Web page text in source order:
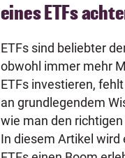
eines ETFs
ETFs sind beliebter
obwohl immer mehr
ETFs investieren,
an grundlegendem
wie man den
In diesem Artikel